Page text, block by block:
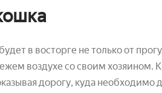
в восторге не только от
воздухе со своим хозяином.
дорогу, куда необходимо